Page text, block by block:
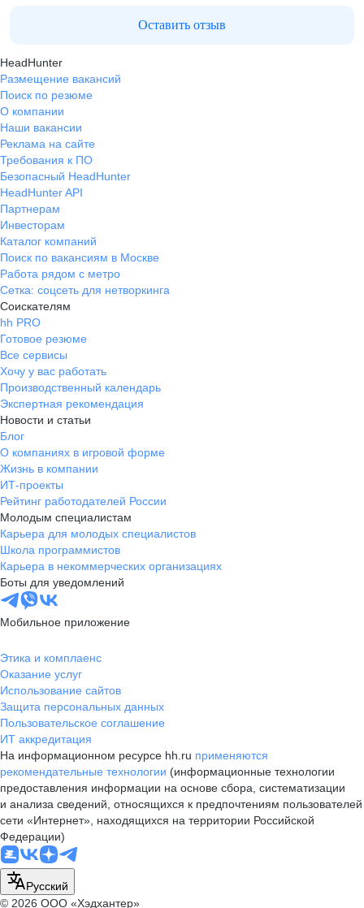
Оставить отзыв
HeadHunter
Размещение вакансий
Поиск по резюме
О компании
Наши вакансии
Реклама на сайте
Требования к ПО
Безопасный HeadHunter
HeadHunter API
Партнерам
Инвесторам
Каталог компаний
Поиск по вакансиям в Москве
Работа рядом с метро
Сетка: соцсеть для нетворкинга
Соискателям
hh PRO
Готовое резюме
Все сервисы
Хочу у вас работать
Производственный календарь
Экспертная рекомендация
Новости и статьи
Блог
О компаниях в игровой форме
Жизнь в компании
ИТ-проекты
Рейтинг работодателей России
Молодым специалистам
Карьера для молодых специалистов
Школа программистов
Карьера в некоммерческих организациях
Боты для уведомлений
Мобильное приложение
Этика и комплаенс
Оказание услуг
Использование сайтов
Защита персональных данных
Пользовательское соглашение
ИТ аккредитация
На информационном ресурсе hh.ru применяются
рекомендательные технологии (информационные технологии
предоставления информации на основе сбора, систематизации
и анализа сведений, относящихся к предпочтениям пользователей
сети «Интернет», находящихся на территории Российской
Федерации)
Русский
© 2026 ООО «Хэдхантер»